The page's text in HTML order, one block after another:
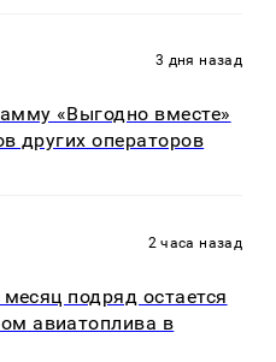
3 дня назад
«Выгодно вместе»
других операторов
2 часа назад
подряд остается
авиатоплива в